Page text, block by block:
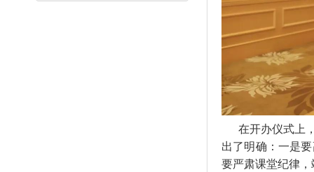
在开办仪式上
出了明确：一是
要严肃课堂纪律